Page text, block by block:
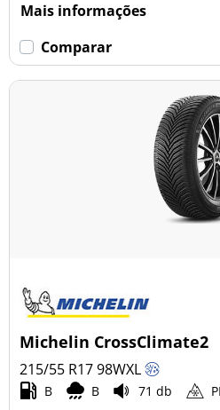
Mais informações
Comparar
Michelin CrossClimate2
215/55 R1798WXL
B B 71 db